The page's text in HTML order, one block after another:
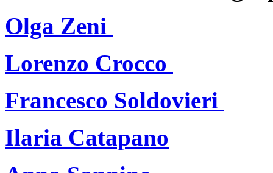
Olga Zeni
Lorenzo Crocco
Francesco Soldovieri
Ilaria Catapano